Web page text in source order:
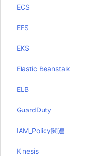
ECS
EFS
EKS
Elastic Beanstalk
ELB
GuardDuty
IAM_Policy関連
Kinesis